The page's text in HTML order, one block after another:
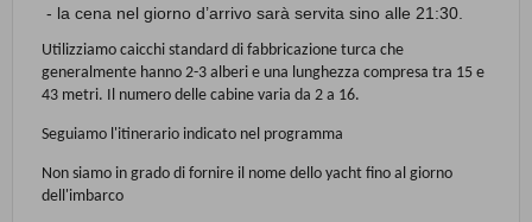
- la cena nel giorno d’arrivo sarà servita sino alle 21:30.
Utilizziamo caicchi standard di fabbricazione turca che
generalmente hanno 2-3 alberi e una lunghezza compresa tra 15 e
43 metri. Il numero delle cabine varia da 2 a 16.
Seguiamo l'itinerario indicato nel programma
Non siamo in grado di fornire il nome dello yacht fino al giorno
dell'imbarco